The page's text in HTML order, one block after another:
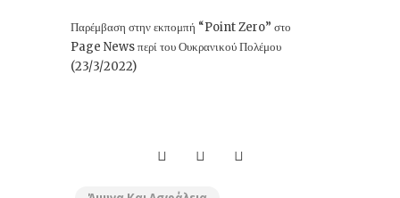
Παρέμβαση στην εκπομπή “Point Zero” στο
Page News περί του Ουκρανικού Πολέμου
(23/3/2022)